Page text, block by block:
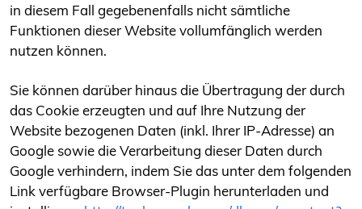
in diesem Fall gegebenenfalls nicht sämtliche
Funktionen dieser Website vollumfänglich werden
nutzen können.
Sie können darüber hinaus die Übertragung der durch
das Cookie erzeugten und auf Ihre Nutzung der
Website bezogenen Daten (inkl. Ihrer IP-Adresse) an
Google sowie die Verarbeitung dieser Daten durch
Google verhindern, indem Sie das unter dem folgenden
Link verfügbare Browser-Plugin herunterladen und